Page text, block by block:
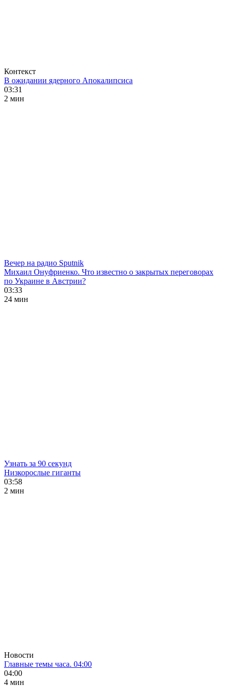
Контекст
В ожидании ядерного Апокалипсиса
03:31
2 мин
Вечер на радио Sputnik
Михаил Онуфриенко. Что известно о закрытых переговорах
по Украине в Австрии?
03:33
24 мин
Узнать за 90 секунд
Низкорослые гиганты
03:58
2 мин
Новости
Главные темы часа. 04:00
04:00
4 мин